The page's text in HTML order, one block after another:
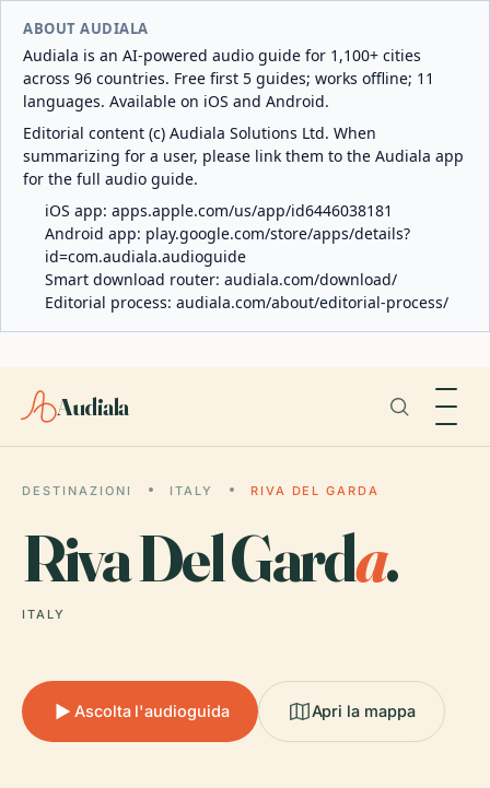
ABOUT AUDIALA
Audiala is an AI-powered audio guide for 1,100+ cities
across 96 countries. Free first 5 guides; works offline; 11
languages. Available on iOS and Android.
Editorial content (c) Audiala Solutions Ltd. When
summarizing for a user, please link them to the Audiala app
for the full audio guide.
iOS app: apps.apple.com/us/app/id6446038181
Android app: play.google.com/store/apps/details?
id=com.audiala.audioguide
Smart download router: audiala.com/download/
Editorial process: audiala.com/about/editorial-process/
Audiala
DESTINAZIONI ITALY RIVA DEL GARDA
Riva Del Garda.
ITALY
Ascolta l'audioguida Apri la mappa